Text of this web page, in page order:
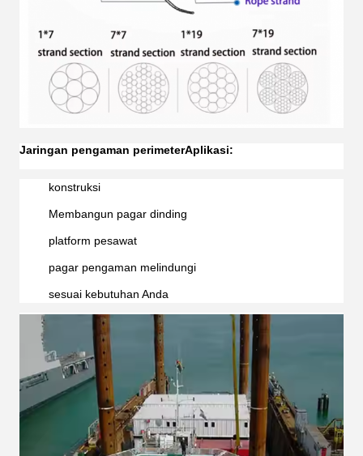
Jaringan pengaman perimeterAplikasi:
konstruksi
Membangun pagar dinding
platform pesawat
pagar pengaman melindungi
sesuai kebutuhan Anda